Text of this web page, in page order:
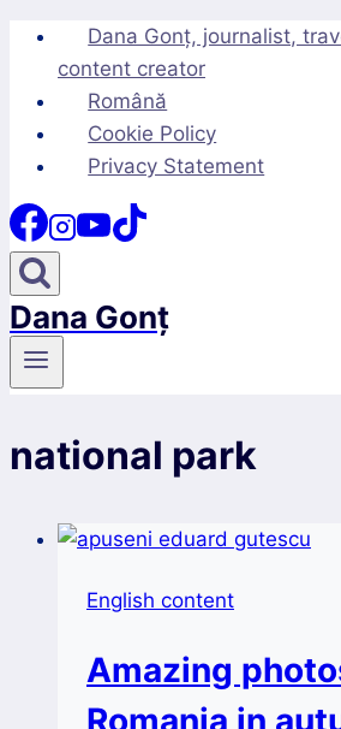
Skip
content
Dana Gonț, journalist,
content creator
Română
Cookie Policy
Privacy Statement
Dana Gonț
national park
English content
Amazing
Romania in